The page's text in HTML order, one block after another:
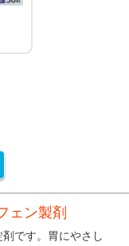
ェン製剤
です。胃にやさし